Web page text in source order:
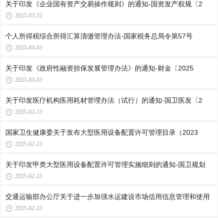
关于印发《企业国有资产交易操作规则》的通知-国资发产权规〔2
2025-03-22
个人所得税综合所得汇算清缴管理办法-国家税务总局令第57号
2025-03-03
关于印发《政府性融资担保发展管理办法》的通知-财金〔2025
2025-03-03
关于印发医疗机构医用耗材管理办法（试行）的通知-国卫医发〔2
2025-02-15
国家卫生健康委关于发布大型医用设备配置许可管理目录（2023
2025-02-15
关于印发甲类大型医用设备配置许可管理实施细则的通知-国卫规划
2025-02-15
交通运输部办公厅关于进一步加强水运建设市场信用信息管理和使用
2025-02-15